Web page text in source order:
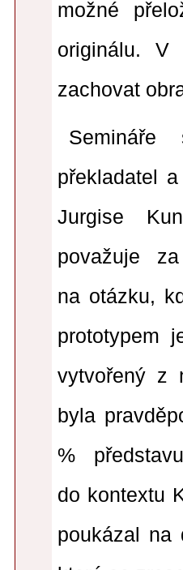
možné
originálu. V
zachovat
překladatel
Jurgise
považuje
na otázku,
prototypem
vytvořený z
byla
%
do kontextu
poukázal na